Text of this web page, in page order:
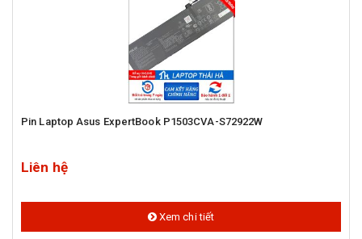
Pin Laptop Asus ExpertBook P1503CVA-S72922W
Liên hệ
Xem chi tiết